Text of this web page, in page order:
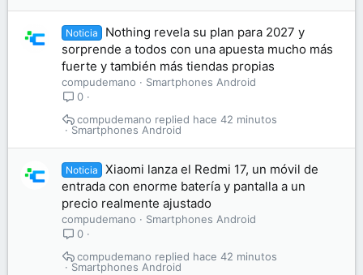
Noticia
Nothing revela su plan para 2027 y
sorprende a todos con una apuesta mucho más
fuerte y también más tiendas propias
compudemano
Smartphones Android
0
Smartphones Android
hace 42 minutos
compudemano
Noticia
Xiaomi lanza el Redmi 17, un móvil de
entrada con enorme batería y pantalla a un
precio realmente ajustado
compudemano
Smartphones Android
0
Smartphones Android
hace 42 minutos
compudemano